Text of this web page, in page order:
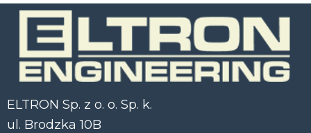
ELTRON Sp. z o. o. Sp. k.
ul. Brodzka 10B